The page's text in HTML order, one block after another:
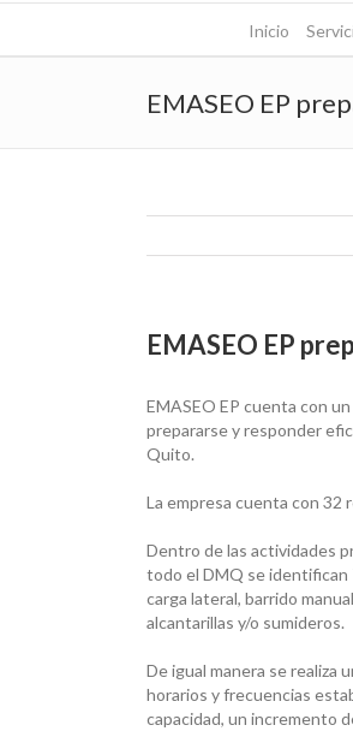
Inicio
EMASEO EP
EMASEO EP
EMASEO EP cuenta con
prepararse y responder
Quito.
La empresa cuenta con 32
Dentro de las actividades
todo el DMQ se identifican
carga lateral, barrido
alcantarillas y/o sumideros.
De igual manera se realiza
horarios y frecuencias
capacidad, un incremento